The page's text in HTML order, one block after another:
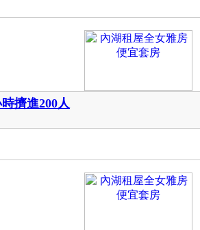
擠進200人